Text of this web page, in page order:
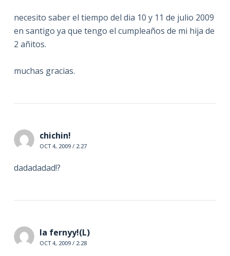
necesito saber el tiempo del dia 10 y 11 de julio 2009
en santigo ya que tengo el cumpleaños de mi hija de
2 añitos.
muchas gracias.
chichin!
OCT 4, 2009 / 2:27
dadadadad!?
la fernyy!(L)
OCT 4, 2009 / 2:28